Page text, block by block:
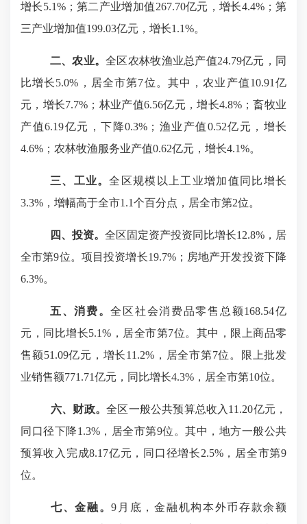
增长5.1%； 第二产业增加值267.70亿元，增长4.4%； 第
三产业增加值199.03亿元，增长1.1%。
二、农业。全区农林牧渔业总产值24.79亿元，同
比增长5.0%，居全市第7位 。其中 ，农业产值10.91 亿
元，增长7.7%；林业产值6.56亿元，增长4.8%；畜牧业
产值6.19亿元， 下降0.3%；渔业产值0.52亿元，增长
4.6%；农林牧渔服务业产值0.62亿元，增长4.1%。
三、工业。全 区规模以上工业增加值 同比增长
3.3% ， 增幅高于全市1.1个百分点，居全市第2位。
四、投资。 全区固定资产投资同比增长12.8%，居
全市第9位。 项目投资增长19.7%； 房地产开发投资下降
6.3%。
五、消费。全 区社会消费品零售总额168.54亿
元，同比增长5.1%，居全市第7位。 其中，限上商品零
售额51.09亿元，增长11.2%，居全市第7位。
限上批发
业销售额771.71亿元，同比增长4.3%，居全市第10位。
六、财政。全区一般公共预算总收入 11.20亿元，
同 口径下降1.3%，居全市第9位 。其中， 地方一般公共
预算收入完成8.17亿元， 同 口径增长2.5%，居全市第9
位。
七、金融。9 月底，金融机构本外币存款余额